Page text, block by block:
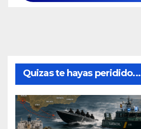
Quizas te hayas peridido...